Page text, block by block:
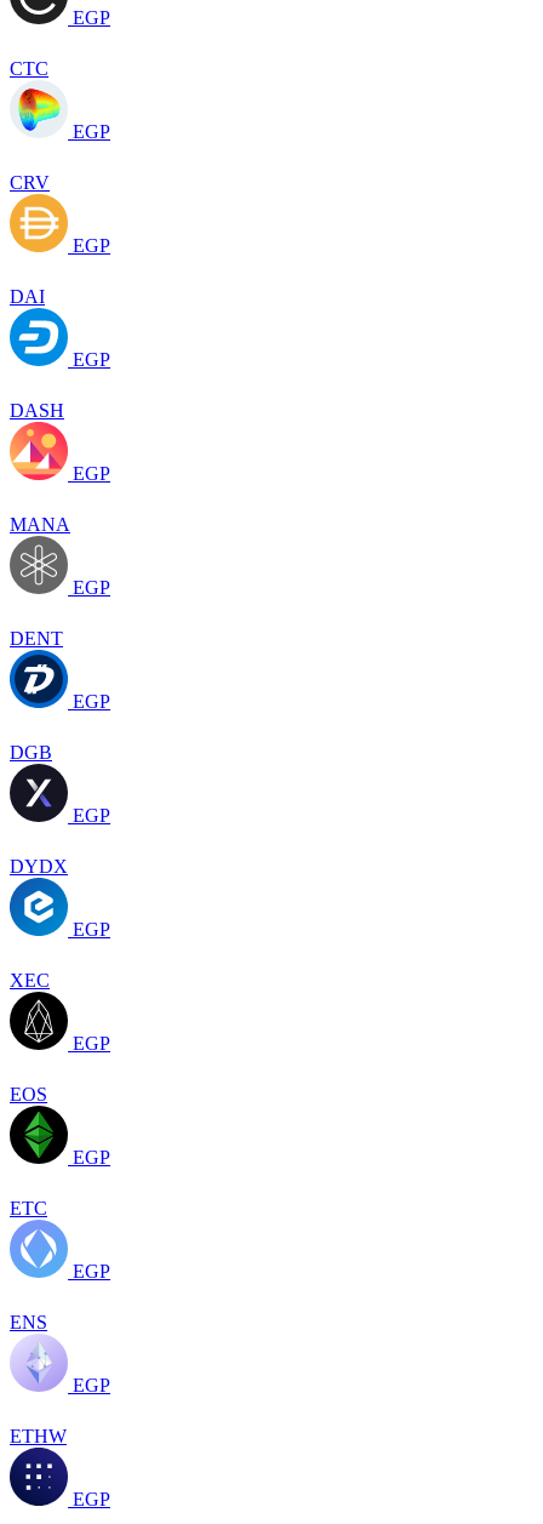
EGP
CTC
EGP
CRV
EGP
DAI
EGP
DASH
EGP
MANA
EGP
DENT
EGP
DGB
EGP
DYDX
EGP
XEC
EGP
EOS
EGP
ETC
EGP
ENS
EGP
ETHW
EGP